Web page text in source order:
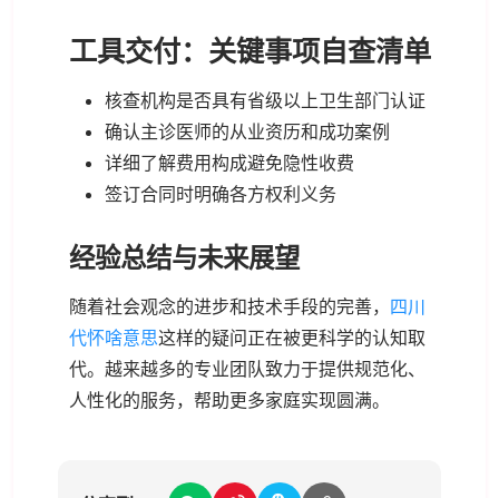
工具交付：关键事项自查清单
核查机构是否具有省级以上卫生部门认证
确认主诊医师的从业资历和成功案例
详细了解费用构成避免隐性收费
签订合同时明确各方权利义务
经验总结与未来展望
随着社会观念的进步和技术手段的完善， 四川
代怀啥意思这样的疑问正在被更科学的认知取
代。越来越多的专业团队致力于提供规范化、
人性化的服务，帮助更多家庭实现圆满。